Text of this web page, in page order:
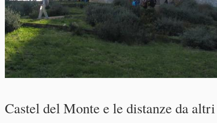
Castel del Monte e le distanze da